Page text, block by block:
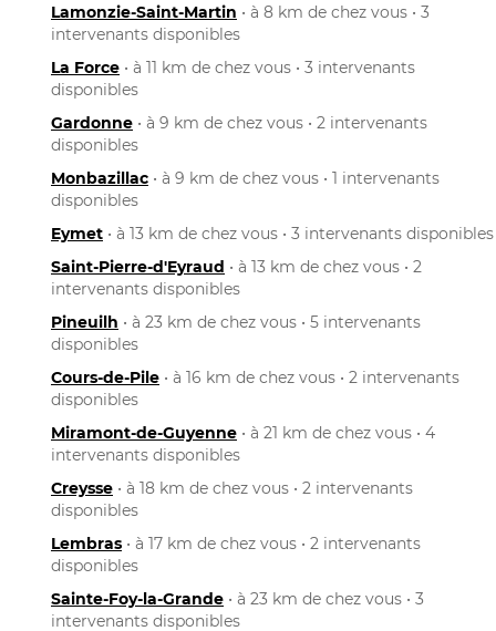
Lamonzie-Saint-Martin • à 8 km de chez vous • 3
intervenants disponibles
La Force • à 11 km de chez vous • 3 intervenants
disponibles
Gardonne • à 9 km de chez vous • 2 intervenants
disponibles
Monbazillac • à 9 km de chez vous • 1 intervenants
disponibles
Eymet • à 13 km de chez vous • 3 intervenants disponibles
Saint-Pierre-d'Eyraud • à 13 km de chez vous • 2
intervenants disponibles
Pineuilh • à 23 km de chez vous • 5 intervenants
disponibles
Cours-de-Pile • à 16 km de chez vous • 2 intervenants
disponibles
Miramont-de-Guyenne • à 21 km de chez vous • 4
intervenants disponibles
Creysse • à 18 km de chez vous • 2 intervenants
disponibles
Lembras • à 17 km de chez vous • 2 intervenants
disponibles
Sainte-Foy-la-Grande • à 23 km de chez vous • 3
intervenants disponibles